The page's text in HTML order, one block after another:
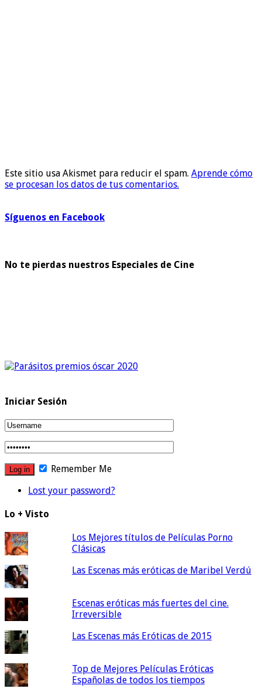
Este sitio usa Akismet para reducir el spam. Aprende cómo
se procesan los datos de tus comentarios.
Síguenos en Facebook
No te pierdas nuestros Especiales de Cine
Iniciar Sesión
Remember Me
Lost your password?
Lo + Visto
Los Mejores títulos de Películas Porno
Clásicas
Las Escenas más eróticas de Maribel Verdú
Escenas eróticas más fuertes del cine.
Irreversible
Las Escenas más Eróticas de 2015
Top de Mejores Películas Eróticas
Españolas de todos los tiempos